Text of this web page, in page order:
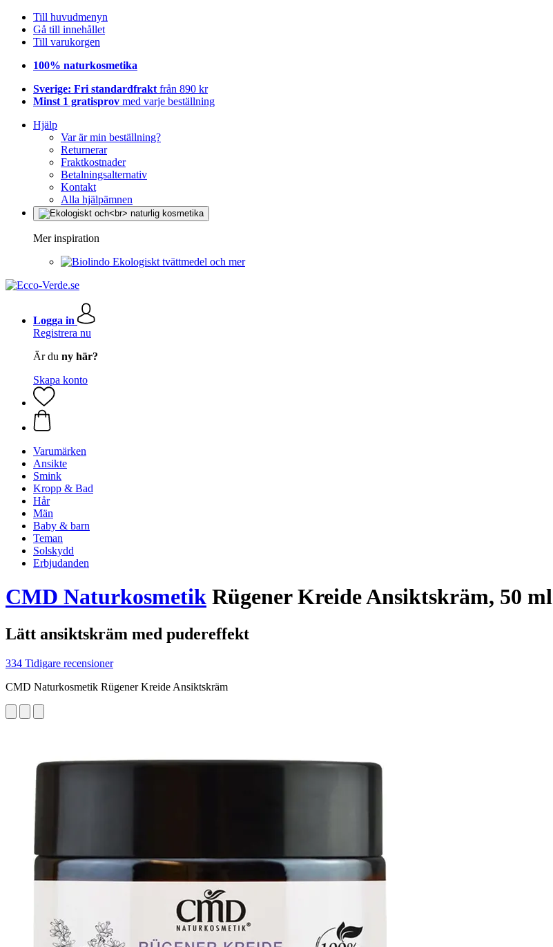
Till huvudmenyn
Gå till innehållet
Till varukorgen
100% naturkosmetika
Sverige: Fri standardfrakt från 890 kr
Minst 1 gratisprov med varje beställning
Hjälp
Var är min beställning?
Returnerar
Fraktkostnader
Betalningsalternativ
Kontakt
Alla hjälpämnen
Mer inspiration
Ekologiskt tvättmedel och mer
Logga in
Registrera nu
Är du ny här?
Skapa konto
Varumärken
Ansikte
Smink
Kropp & Bad
Hår
Män
Baby & barn
Teman
Solskydd
Erbjudanden
CMD Naturkosmetik Rügener Kreide Ansiktskräm, 50 ml
Lätt ansiktskräm med pudereffekt
334 Tidigare recensioner
CMD Naturkosmetik Rügener Kreide Ansiktskräm